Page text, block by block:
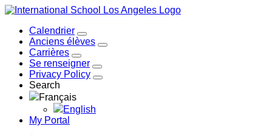
Calendrier
Anciens élèves
Carrières
Se renseigner
Privacy Policy
Search
Français
English
My Portal